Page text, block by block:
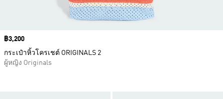
Price
฿3,200
กระเป๋าหิ้วโครเชต์ ORIGINALS 2
ผู้หญิง Originals